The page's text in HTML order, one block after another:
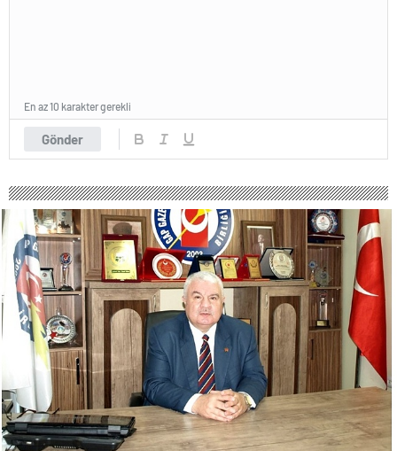
Gönder
En az 10 karakter gerekli